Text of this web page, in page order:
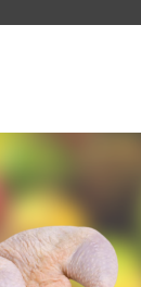
ADICIONAR
A LISTA DE
COMPRAS